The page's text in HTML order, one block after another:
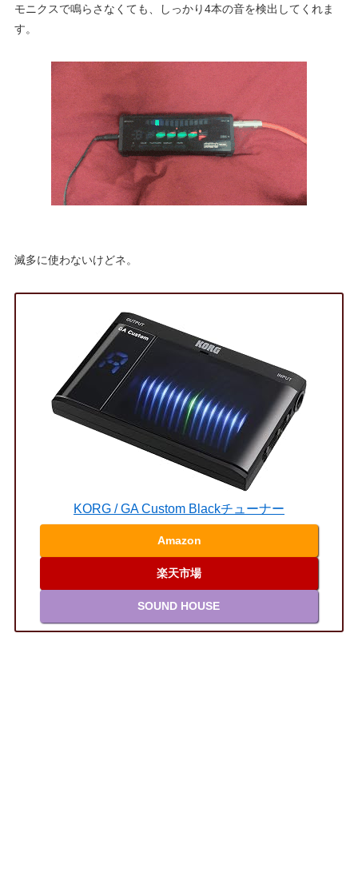
モニクスで鳴らさなくても、しっかり4本の音を検出してくれま
す。
滅多に使わないけどネ。
KORG / GA Custom Blackチューナー
Amazon
楽天市場
SOUND HOUSE